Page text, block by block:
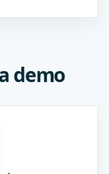
demo